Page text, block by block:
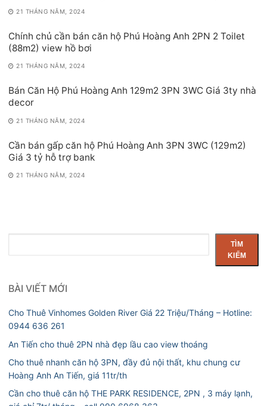
21 THÁNG NĂM, 2024
Chính chủ cần bán căn hộ Phú Hoàng Anh 2PN 2 Toilet
(88m2) view hồ bơi
21 THÁNG NĂM, 2024
Bán Căn Hộ Phú Hoàng Anh 129m2 3PN 3WC Giá 3ty nhà
decor
21 THÁNG NĂM, 2024
Cần bán gấp căn hộ Phú Hoàng Anh 3PN 3WC (129m2)
Giá 3 tỷ hỗ trợ bank
21 THÁNG NĂM, 2024
kiếm
TÌM
KIẾM
BÀI VIẾT MỚI
Cho Thuê Vinhomes Golden River Giá 22 Triệu/Tháng – Hotline:
0944 636 261
An Tiến cho thuê 2PN nhà đẹp lầu cao view thoáng
Cho thuê nhanh căn hộ 3PN, đầy đủ nội thất, khu chung cư
Hoàng Anh An Tiến, giá 11tr/th
Cần cho thuê căn hộ THE PARK RESIDENCE, 2PN , 3 máy lạnh,